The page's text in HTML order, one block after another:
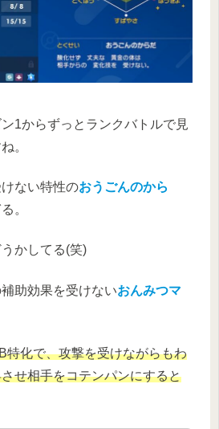
1からずっとランクバトルで見
。
ない特性のおうごんのから
。
かしてる(笑)
助効果を受けないおんみつマ
特化で、攻撃を受けながらもわ
せ相手をコテンパンにすると